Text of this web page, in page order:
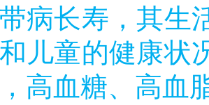
病长寿，其生
儿童的健康状
高血糖、高血